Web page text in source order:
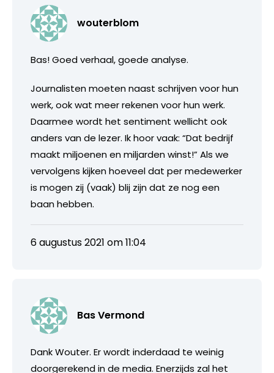
wouterblom
Bas! Goed verhaal, goede analyse.
Journalisten moeten naast schrijven voor hun
werk, ook wat meer rekenen voor hun werk.
Daarmee wordt het sentiment wellicht ook
anders van de lezer. Ik hoor vaak: “Dat bedrijf
maakt miljoenen en miljarden winst!” Als we
vervolgens kijken hoeveel dat per medewerker
is mogen zij (vaak) blij zijn dat ze nog een
baan hebben.
6 augustus 2021 om 11:04
Bas Vermond
Dank Wouter. Er wordt inderdaad te weinig
doorgerekend in de media. Enerzijds zal het